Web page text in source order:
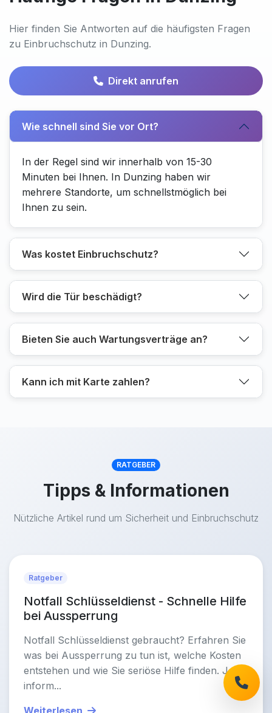
Hier finden Sie Antworten auf die häufigsten Fragen
zu Einbruchschutz in Dunzing.
Direkt anrufen
Wie schnell sind Sie vor Ort?
In der Regel sind wir innerhalb von 15-30
Minuten bei Ihnen. In Dunzing haben wir
mehrere Standorte, um schnellstmöglich bei
Ihnen zu sein.
Was kostet Einbruchschutz?
Wird die Tür beschädigt?
Bieten Sie auch Wartungsverträge an?
Kann ich mit Karte zahlen?
RATGEBER
Tipps & Informationen
Nützliche Artikel rund um Sicherheit und Einbruchschutz
Ratgeber
Notfall Schlüsseldienst - Schnelle Hilfe
bei Aussperrung
Notfall Schlüsseldienst gebraucht? Erfahren Sie
was bei Aussperrung zu tun ist, welche Kosten
entstehen und wie Sie seriöse Hilfe finden. Jetzt
inform...
Weiterlesen